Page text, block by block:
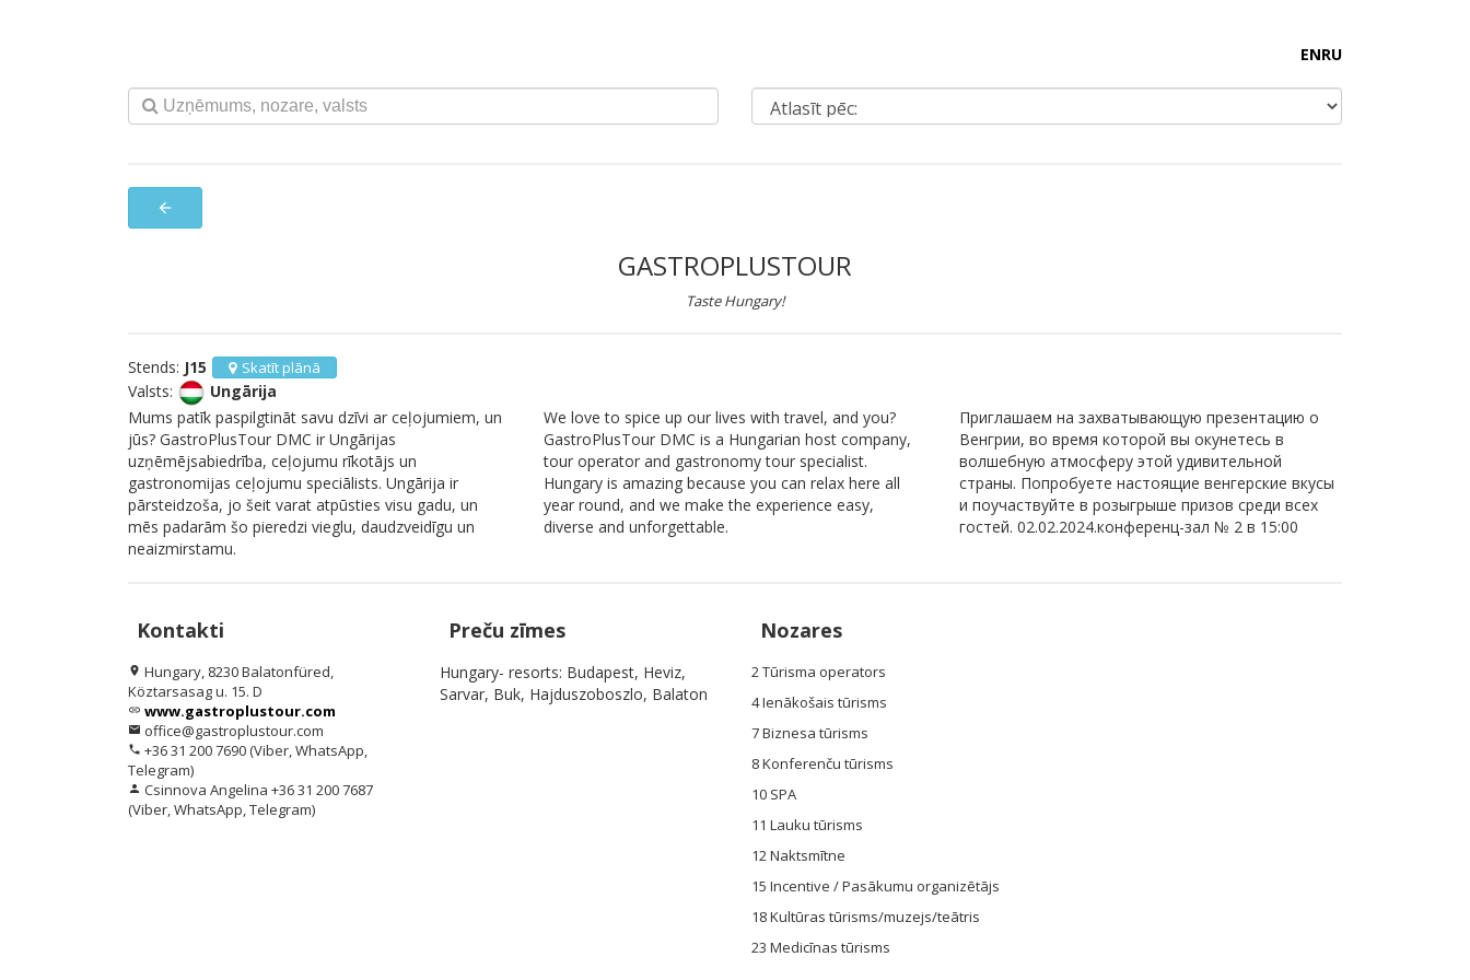
ENRU
arrow_back
GASTROPLUSTOUR
Taste Hungary!
Stends: J15 Skatīt plānā
Valsts:
Ungārija
Mums patīk paspilgtināt savu dzīvi ar ceļojumiem, un
jūs? GastroPlusTour DMC ir Ungārijas
uzņēmējsabiedrība, ceļojumu rīkotājs un
gastronomijas ceļojumu speciālists. Ungārija ir
pārsteidzoša, jo šeit varat atpūsties visu gadu, un
mēs padarām šo pieredzi vieglu, daudzveidīgu un
neaizmirstamu.
We love to spice up our lives with travel, and you?
GastroPlusTour DMC is a Hungarian host company,
tour operator and gastronomy tour specialist.
Hungary is amazing because you can relax here all
year round, and we make the experience easy,
diverse and unforgettable.
Приглашаем на захватывающую презентацию о
Венгрии, во время которой вы окунетесь в
волшебную атмосферу этой удивительной
страны. Попробуете настоящие венгерские вкусы
и поучаствуйте в розыгрыше призов среди всех
гостей. 02.02.2024.конференц-зал № 2 в 15:00
Kontakti
location_on Hungary, 8230 Balatonfüred,
Köztarsasag u. 15. D
link www.gastroplustour.com
email office@gastroplustour.com
phone +36 31 200 7690 (Viber, WhatsApp,
Telegram)
person Csinnova Angelina +36 31 200 7687
(Viber, WhatsApp, Telegram)
Preču zīmes
Hungary- resorts: Budapest, Heviz,
Sarvar, Buk, Hajduszoboszlo, Balaton
Nozares
2 Tūrisma operators
4 Ienākošais tūrisms
7 Biznesa tūrisms
8 Konferenču tūrisms
10 SPA
11 Lauku tūrisms
12 Naktsmītne
15 Incentive / Pasākumu organizētājs
18 Kultūras tūrisms/muzejs/teātris
23 Medicīnas tūrisms